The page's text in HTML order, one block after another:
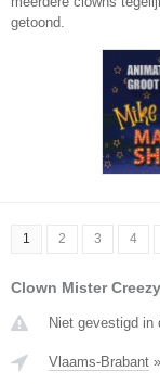
getoond.
1 2 3 4
Clown Mister Creezy
Niet gevestigd in
Vlaams-Brabant »